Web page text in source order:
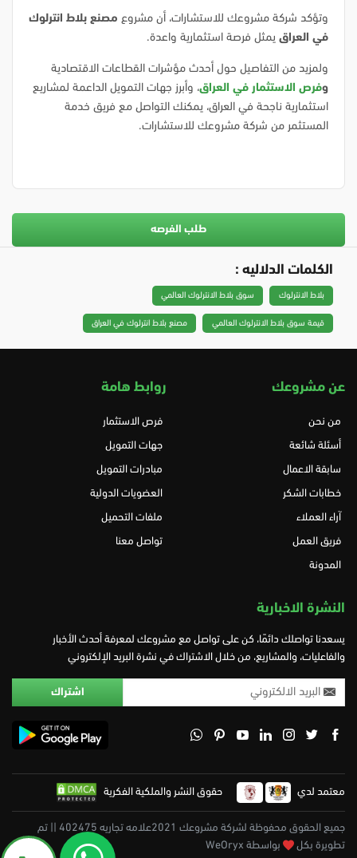
وتؤكد شركة مشروعك للاستشارات، أن مشروع مصنع بلاط انترلوك
في العراق يمثل فرصة استثمارية واعدة.
ولمزيد من التفاصيل حول أحدث مؤشرات القطاعات الاقتصادية
وفرص الاستثمار في العراق، وأبرز جهات التمويل الداعمة لمشاريع
استثمارية ناجحة في العراق، يمكنك التواصل مع فريق خدمة
المستثمر من شركة مشروعك للاستشارات.
طلب الفرصه
الكلمات الدلاليه :
بلاط الانترلوك سوق بلاط الانترلوك العالمي
قيمة سوق بلاط الانترلوك العالمي مصنع بلاط انترلوك في العراق
عن مشروعك
من نحن
أسئلة شائعة
سابقة الاعمال
خطابات الشكر
آراء العملاء
فريق العمل
المدونة
روابط هامة
فرص الاستثمار
جهات التمويل
مبادرات التمويل
العضويات الدولية
ملفات التحميل
تواصل معنا
النشرة الاخبارية
يسعدنا تواصلك دائمًا، كن على تواصل مع مشروعك لمعرفة أحدث الأخبار
والفاعليات، والمشاريع، من خلال الاشتراك في نشرة البريد الإلكتروني
معتمد لدي حقوق النشر والملكية الفكرية
جميع الحقوق محفوظة لشركة مشروعك 2021علامه تجاريه 402475 || تم
تطويرة بكل
بواسطة WeOryx